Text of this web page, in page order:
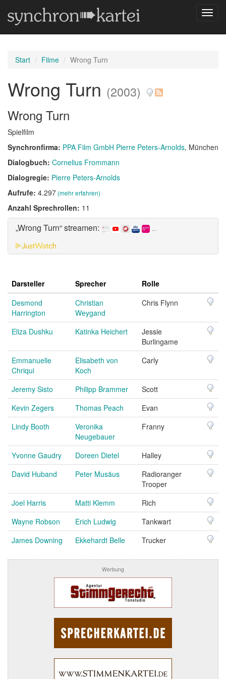
Start Filme Wrong Turn
Wrong Turn (2003)
Wrong Turn
Spielfilm
Synchronfirma: PPA Film GmbH Pierre Peters-Arnolds, München
Dialogbuch: Cornelius Frommann
Dialogregie: Pierre Peters-Arnolds
Aufrufe: 4.297(mehr erfahren)
Anzahl Sprechrollen: 11
„Wrong Turn“ streamen: ...
Darsteller Sprecher
Rolle
Desmond
Harrington
Christian
Weygand
Chris Flynn
Eliza Dushku Katinka Heichert
Jessie
Burlingame
Emmanuelle
Chriqui
Elisabeth von
Koch
Carly
Jeremy Sisto Philipp Brammer
Scott
Kevin Zegers
Thomas Peach
Evan
Lindy Booth
Veronika
Neugebauer
Franny
Yvonne Gaudry Doreen Dietel
Halley
David Huband
Peter Musäus
Radioranger
Trooper
Joel Harris
Matti Klemm
Rich
Wayne Robson
Erich Ludwig
Tankwart
James Downing
Ekkehardt Belle Trucker
Werbung